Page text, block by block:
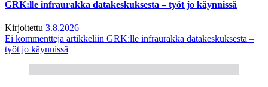
GRK:lle infraurakka datakeskuksesta – työt jo käynnissä
Kirjoitettu 3.8.2026
Ei kommentteja artikkeliin GRK:lle infraurakka datakeskuksesta –
työt jo käynnissä